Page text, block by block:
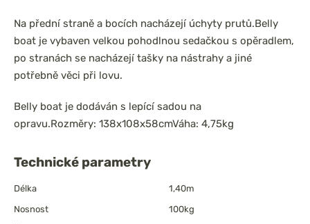
Na přední straně a bocích nacházejí úchyty prutů.Belly
boat je vybaven velkou pohodlnou sedačkou s opěradlem,
po stranách se nacházejí tašky na nástrahy a jiné
potřebně věci při lovu.
Belly boat je dodáván s lepící sadou na
opravu.Rozměry: 138x108x58cmVáha: 4,75kg
Technické parametry
Délka
1,40m
Nosnost
100kg